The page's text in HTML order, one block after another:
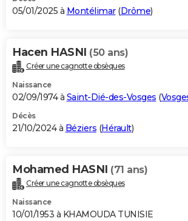
05/01/2025 à Montélimar(Drôme)
Hacen HASNI (50 ans)
Créer une cagnotte obsèques
Naissance
02/09/1974 à Saint-Dié-des-Vosges (
Décès
21/10/2024 à Béziers (Hérault)
Mohamed HASNI (71 ans)
Créer une cagnotte obsèques
Naissance
10/01/1953 à KHAMOUDA TUNISIE